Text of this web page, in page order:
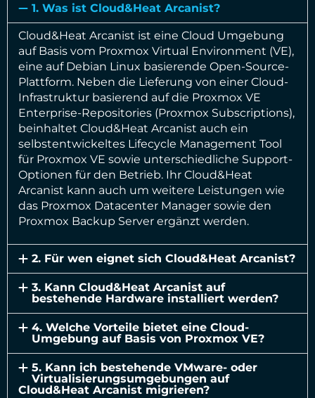
1. Was ist Cloud&Heat Arcanist?
Cloud&Heat Arcanist ist eine Cloud Umgebung
auf Basis vom Proxmox Virtual Environment (VE),
eine auf Debian Linux basierende Open-Source-
Plattform. Neben die Lieferung von einer Cloud-
Infrastruktur basierend auf die Proxmox VE
Enterprise-Repositories (Proxmox Subscriptions),
beinhaltet Cloud&Heat Arcanist auch ein
selbstentwickeltes Lifecycle Management Tool
für Proxmox VE sowie unterschiedliche Support-
Optionen für den Betrieb. Ihr Cloud&Heat
Arcanist kann auch um weitere Leistungen wie
das Proxmox Datacenter Manager sowie den
Proxmox Backup Server ergänzt werden.
2. Für wen eignet sich Cloud&Heat Arcanist?
3. Kann Cloud&Heat Arcanist auf
bestehende Hardware installiert werden?
4. Welche Vorteile bietet eine Cloud-
Umgebung auf Basis von Proxmox VE?
5. Kann ich bestehende VMware- oder
Virtualisierungsumgebungen auf
Cloud&Heat Arcanist migrieren?